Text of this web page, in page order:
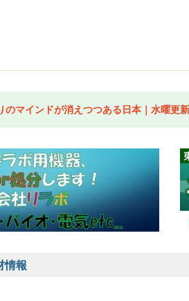
のマインドが消えつつある日本｜水曜更
情報